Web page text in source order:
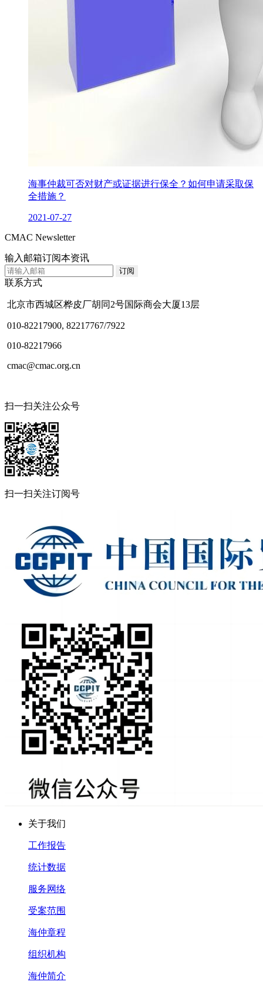
海事仲裁可否对财产或证据进行保全？如何申请采取保
全措施？
2021-07-27
CMAC Newsletter
输入邮箱订阅本资讯
联系方式
北京市西城区桦皮厂胡同2号国际商会大厦13层
010-82217900, 82217767/7922
010-82217966
cmac@cmac.org.cn
扫一扫关注公众号
扫一扫关注订阅号
关于我们
工作报告
统计数据
服务网络
受案范围
海仲章程
组织机构
海仲简介